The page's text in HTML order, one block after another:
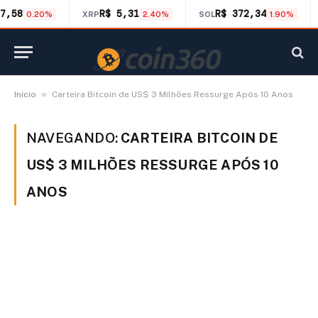
0.20% XRPR$ 5,31 2.40% SOLR$ 372,34 1.90%
Início » Carteira Bitcoin de US$ 3 Milhões Ressurge Após 10 Anos
NAVEGANDO: CARTEIRA BITCOIN DE
US$ 3 MILHÕES RESSURGE APÓS 10
ANOS